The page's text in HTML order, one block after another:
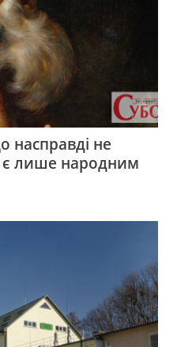
насправді не
лише народним